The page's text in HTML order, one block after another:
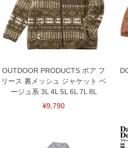
出荷まで約1週間～20日間程お時間を頂く場合が
尚、裾上げした商品は返品・交換不可となりま
一部、お直しに対応出来ない商品がございます
いている、極端なデザインが施されている等)
※商品によって若干のサイズの誤差がございま
※当店での掲載商品は、実店鋪と在庫を共用し
舗からのお取り寄せ等により、お客様にご迷
す。そのようなことがない様最大限に努めてお
連絡させて頂きますので予めご了承ください。
OUTDOOR PRODUCTS ボア フ
リース 裏メッシュ ジャケット ベ
ージュ系 3L 4L 5L 6L 7L 8L
¥9,790